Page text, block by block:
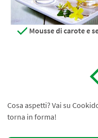
Mousse di carote e
Cosa aspetti? Vai su
torna in forma!